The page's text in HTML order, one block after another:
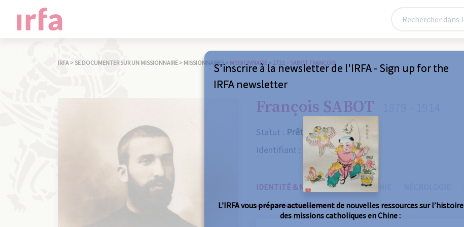
IRFA >SE DOCUMENTER SUR UN MISSIONNAIRE > MISSIONNAIRES > MISSIONNAIRE> 2721 – SABOT FRANÇOIS
François SABOT
Statut : Prêtre
Identifiant : 2721
IDENTITÉ & MISSIONS BIOGRAPHIE
S'inscrire à la newsletter de l'IRFA - Sign up for the
IRFA newsletter
L’IRFA vous prépare actuellement de nouvelles ressources sur l’histoire
des missions catholiques en Chine :